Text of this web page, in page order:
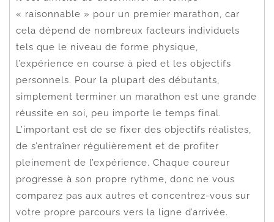
« raisonnable » pour un premier marathon, car
cela dépend de nombreux facteurs individuels
tels que le niveau de forme physique,
l’expérience en course à pied et les objectifs
personnels. Pour la plupart des débutants,
simplement terminer un marathon est une grande
réussite en soi, peu importe le temps final.
L’important est de se fixer des objectifs réalistes,
de s’entraîner régulièrement et de profiter
pleinement de l’expérience. Chaque coureur
progresse à son propre rythme, donc ne vous
comparez pas aux autres et concentrez-vous sur
votre propre parcours vers la ligne d’arrivée.